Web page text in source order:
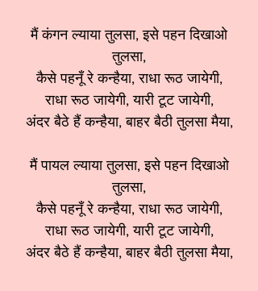
मैं कंगन ल्याया तुलसा, इसे पहन दिखाओ
तुलसा,
कैसे पहनूँ रे कन्हैया, राधा रूठ जायेगी,
राधा रूठ जायेगी, यारी टूट जायेगी,
अंदर बैठे हैं कन्हैया, बाहर बैठी तुलसा मैया,
मैं पायल ल्याया तुलसा, इसे पहन दिखाओ
तुलसा,
कैसे पहनूँ रे कन्हैया, राधा रूठ जायेगी,
राधा रूठ जायेगी, यारी टूट जायेगी,
अंदर बैठे हैं कन्हैया, बाहर बैठी तुलसा मैया,